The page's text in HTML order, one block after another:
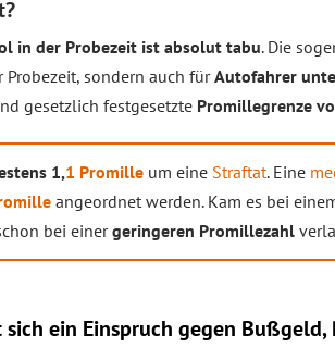
in der Probezeit ist absolut tabu. Die
sondern auch fürAutofahrer
gesetzlich festgesetzte Promillegrenze
1,1 Promille um eine Straftat. Eine
angeordnet werden. Kam es bei
bei einergeringeren Promillezahl
ein Einspruch gegen Bußgeld,